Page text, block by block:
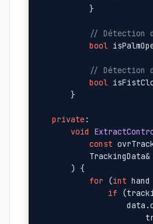
        }
// Détection
bool
// Détection
bool
    }
private :
void
const
TrackingData&
    )
{
for (int hand
if